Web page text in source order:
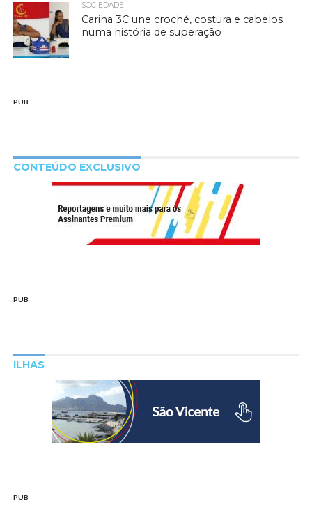
SOCIEDADE
Carina 3C une croché, costura e cabelos
numa história de superação
PUB
CONTEÚDO EXCLUSIVO
PUB
ILHAS
PUB